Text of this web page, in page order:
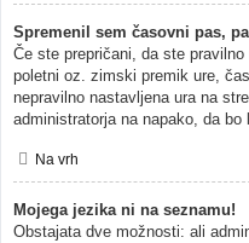
Spremenil sem časovni pas,
Če ste prepričani, da ste
poletni oz. zimski premik ure,
nepravilno nastavljena ura na
administratorja na napako, da bo
Na vrh
Mojega jezika ni na seznamu!
Obstajata dve možnosti: ali